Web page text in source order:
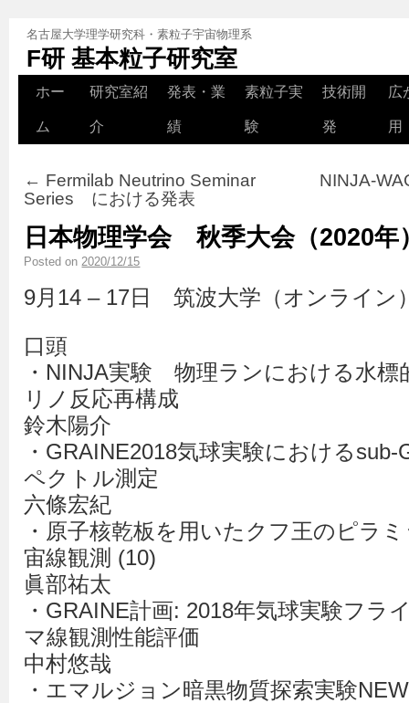
名古屋大学理学研究科・素粒子宇宙物理系
F研 基本粒子研究室
ホー
ム
研究室紹
介
発表・業
績
素粒子実
験
技術開
発
広
用
← Fermilab Neutrino Seminar
Series における発表
NINJA-
日本物理学会 秋季大会（2020
Posted on 2020/12/15
9月14 – 17日 筑波大学（オンライン
口頭
・NINJA実験 物理ランにおける水標
リノ反応再構成
鈴木陽介
・GRAINE2018気球実験における
ペクトル測定
六條宏紀
・原子核乾板を用いたクフ王のピラ
宙線観測 (10)
眞部祐太
・GRAINE計画: 2018年気球実験フラ
マ線観測性能評価
中村悠哉
・エマルジョン暗黒物質探索実験